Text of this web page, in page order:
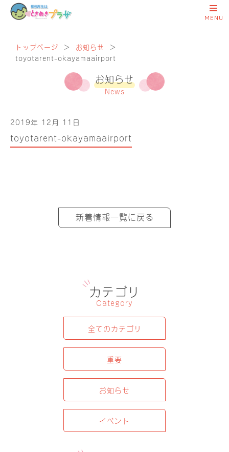
トップページ ＞ お知らせ
＞
toyotarent-okayamaairport
お知らせ
News
2019年 12月 11日
toyotarent-okayamaairport
新着情報一覧に戻る
カテゴリ
Category
全てのカテゴリ
重要
お知らせ
イベント